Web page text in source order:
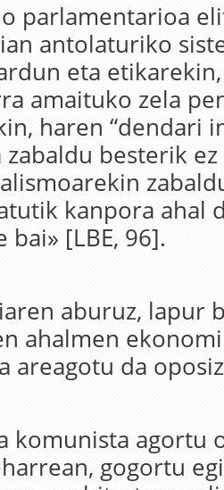
parlamentarioa
antolaturiko
eta
amaituko zela
haren “dendari
zabaldu besterik
kanpora ahal
bai» [LBE, 96].
aburuz, lapur
ahalmen
areagotu da
komunista agortu
gogortu